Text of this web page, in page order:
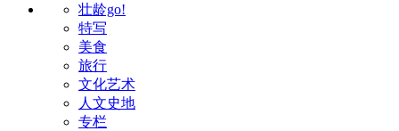
壮龄go!
特写
美食
旅行
文化艺术
人文史地
专栏